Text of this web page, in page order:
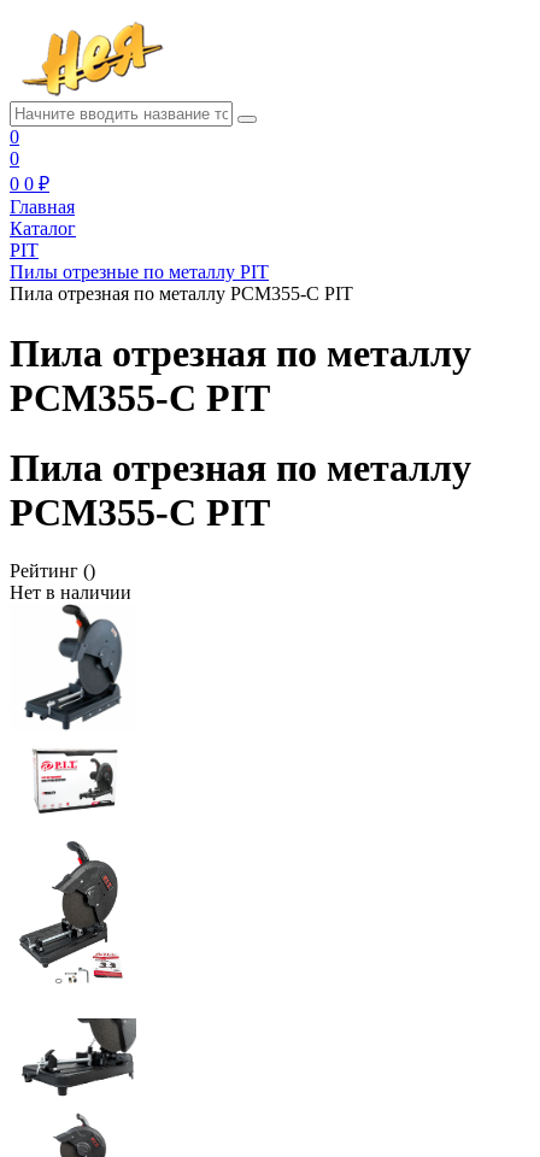
0
0
0 0 ₽
Главная
Каталог
PIT
Пилы отрезные по металлу PIT
Пила отрезная по металлу РСМ355-C PIT
Пила отрезная по металлу
РСМ355-C PIT
Пила отрезная по металлу
РСМ355-C PIT
Рейтинг ()
Нет в наличии